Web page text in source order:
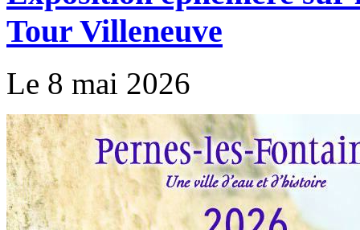
Tour Villeneuve
Le 8 mai 2026